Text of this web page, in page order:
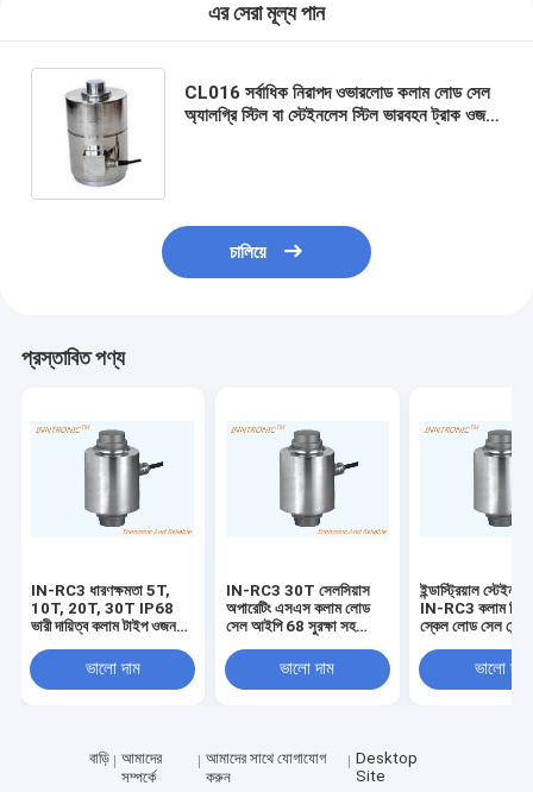
এর সেরা মূল্য পান
CL016 সর্বাধিক নিরাপদ ওভারলোড কলাম লোড সেল
অ্যালগ্রি স্টিল বা স্টেইনলেস স্টিল ভারবহন ট্রাক ওজন
চালিয়ে
প্রস্তাবিত পণ্য
IN-RC3 ধারণক্ষমতা 5T,
10T, 20T, 30T IP68
ভারী দায়িত্ব কলাম টাইপ ওজন
150% / 250% Emax
নিরাপদ ওভারলোড
ভালো দাম
IN-RC3 30T সেলসিয়াস
অপারেটিং এসএস কলাম লোড
সেল আইপি 68 সুরক্ষা সহ
ভালো দাম
ইন্ডাস্ট্রিয়াল
IN-RC3 কলাম
স্কেল লোড সেল
জন্য সুরক্ষাভালো দাম
বাড়ি
আমাদের
সম্পর্কে
আমাদের সাথে যোগাযোগ
করুন
Desktop
Site